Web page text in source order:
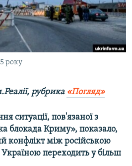
року
рубрика «Погляд»
ситуації, пов'язаної з
блокада Криму», показало,
конфлікт між російською
переходить у більш